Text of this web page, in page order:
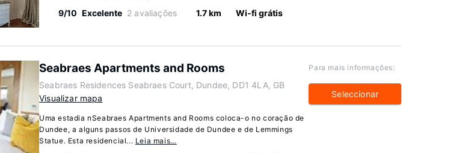
9/10 Excelente 2 avaliações 1.7 km Wi-fi grátis
Seabraes Apartments and Rooms
Seabraes Residences Seabraes Court, Dundee, DD1 4LA, GB
Visualizar mapa
Uma estadia nSeabraes Apartments and Rooms coloca-o no coração de
Dundee, a alguns passos de Universidade de Dundee e de Lemmings
Statue. Esta residencial... Leia mais…
Para mais informações:
Seleccionar